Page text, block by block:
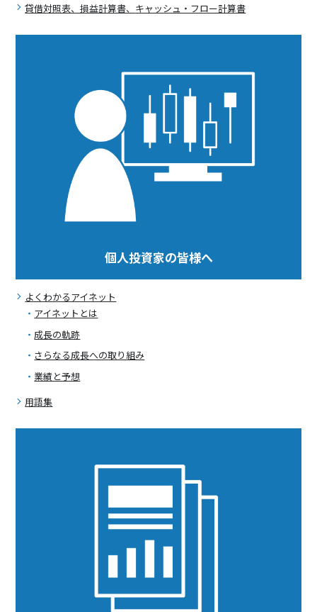
貸借対照表、損益計算書、 キャッシュ・フロー計算書
個人投資家の皆様へ
よくわかるアイネット
アイネットとは
成長の軌跡
さらなる成長への取り組み
業績と予想
用語集